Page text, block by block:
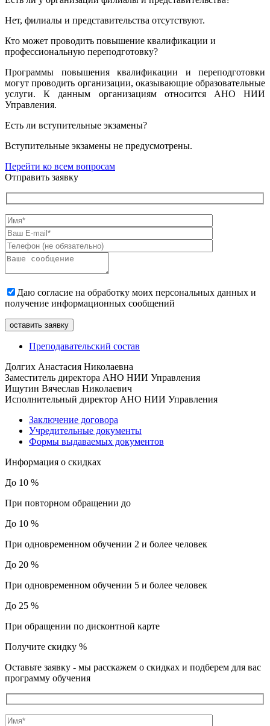
Нет, филиалы и представительства отсутствуют.
Кто может проводить повышение квалификации и
профессиональную переподготовку?
Программы повышения квалификации и переподготовки
могут проводить организации, оказывающие образовательные
услуги. К данным организациям относится АНО НИИ
Управления.
Есть ли вступительные экзамены?
Вступительные экзамены не предусмотрены.
Перейти ко всем вопросам
Отправить заявку
Даю согласие на обработку моих персональных данных и
получение информационных сообщений
Преподавательский состав
Долгих Анастасия Николаевна
Заместитель директора АНО НИИ Управления
Ишутин Вячеслав Николаевич
Исполнительный директор АНО НИИ Управления
Заключение договора
Учредительные документы
Формы выдаваемых документов
Информация о скидках
До 10 %
При повторном обращении до
До 10 %
При одновременном обучении 2 и более человек
До 20 %
При одновременном обучении 5 и более человек
До 25 %
При обращении по дисконтной карте
Получите скидку %
Оставьте заявку - мы расскажем о скидках и подберем для вас
программу обучения